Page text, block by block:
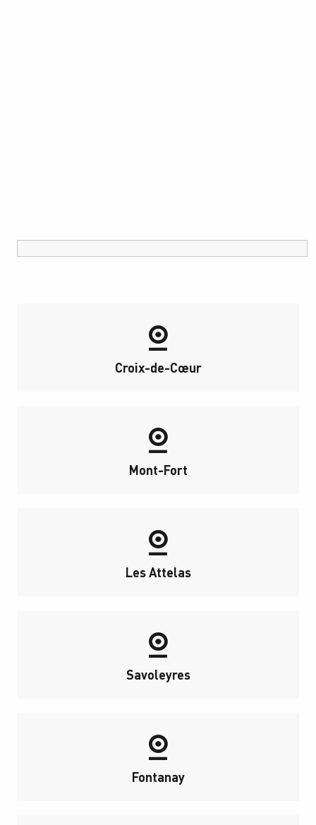
Croix-de-Cœur
Mont-Fort
Les Attelas
Savoleyres
Fontanay